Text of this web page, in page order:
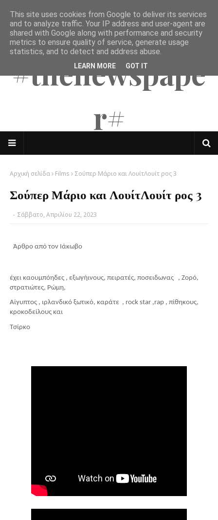
The Mates
#thenewspape
r#
Αρχική σελίδα Films Σούπερ Μάριο και ΛουίτΛουίτ ρος 3
Σούπερ Μάριο και ΛουίτΛουίτ ρος 3
- Σάββατο, Απριλίου 22, 2023
Άρθρο από τον Ιάκωβο
έχει καουμπόηδες , εξωγήινους, πειρατές, ποσειδωνας   , Ζορό,
στρατιώτες, Ρώμη,
Αίγυπτος , ιρλανδικό ξωτικό, καράτε  , rock star ,rap , πίθηκους,
κροκοδείλους και
Τσίρκο
This site uses cookies from Google to deliver its services
and to analyze traffic. Your IP address and user-agent are
shared with Google along with performance and security
metrics to ensure quality of service, generate usage
statistics, and to detect and address abuse.
LEARN MORE GOT IT